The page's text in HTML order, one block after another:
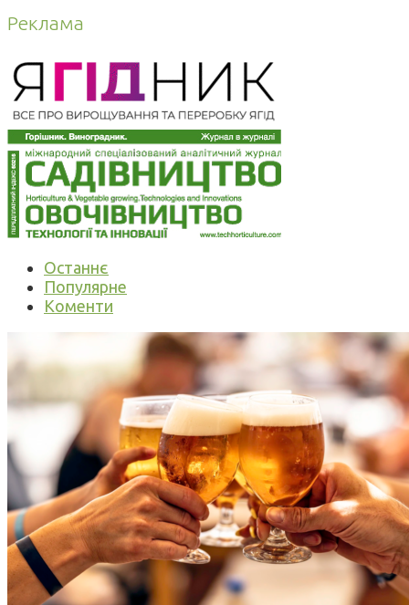
Реклама
Останнє
Популярне
Коменти